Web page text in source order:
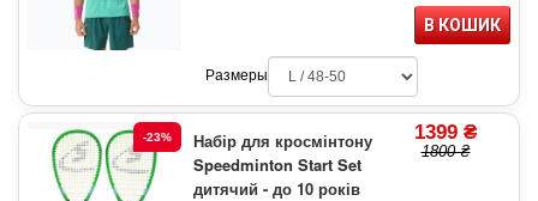
В КОШИК
Размеры
-23%
Набір для кросмінтону
Speedminton Start Set
дитячий - до 10 років
1399 ₴
1800 ₴